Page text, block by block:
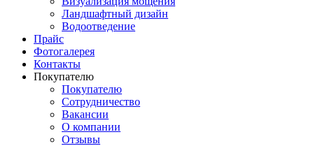
Ландшафтный дизайн
Водоотведение
Прайс
Фотогалерея
Контакты
Покупателю
Покупателю
Сотрудничество
Вакансии
О компании
Отзывы